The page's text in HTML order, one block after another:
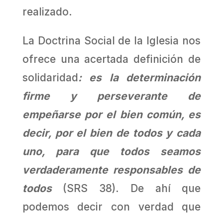
realizado.
La Doctrina Social de la Iglesia nos
ofrece una acertada definición de
solidaridad: es la determinación
firme y perseverante de
empeñarse por el bien común, es
decir, por el bien de todos y cada
uno, para que todos seamos
verdaderamente responsables de
todos(SRS 38). De ahí que
podemos decir con verdad que